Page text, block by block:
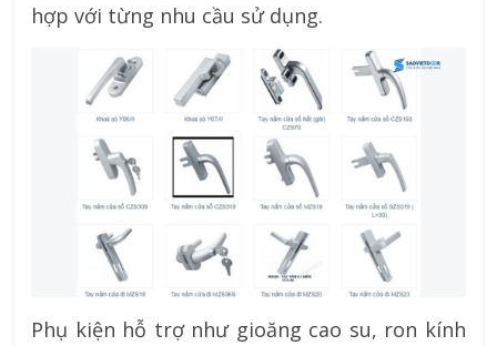
hợp với từng nhu cầu sử dụng.
Phụ kiện hỗ trợ như gioăng cao su, ron kính